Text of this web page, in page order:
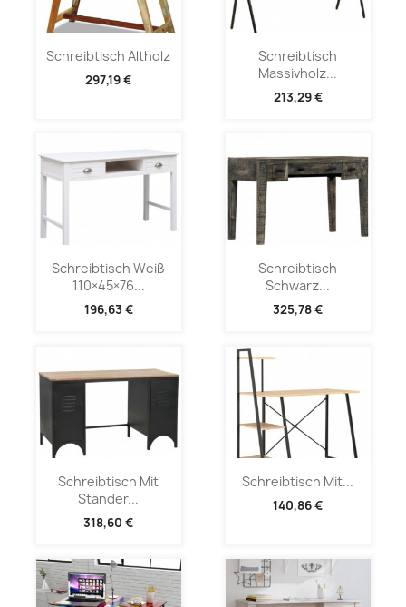
Schreibtisch Altholz
297,19 €
Schreibtisch
Massivholz...
213,29 €
Schreibtisch Weiß
110×45×76...
196,63 €
Schreibtisch
Schwarz...
325,78 €
Schreibtisch Mit
Ständer...
318,60 €
Schreibtisch Mit...
140,86 €